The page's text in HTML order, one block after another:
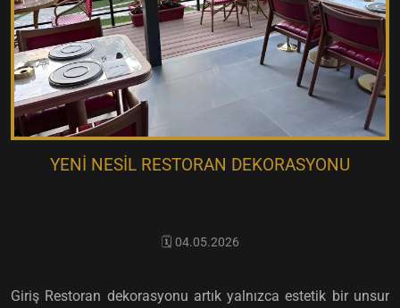
YENI NESIL RESTORAN DEKORASYONU
🗓️ 04.05.2026
Giriş Restoran dekorasyonu artık yalnızca estetik bir unsur